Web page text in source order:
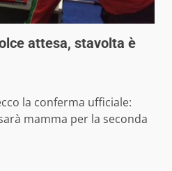
attesa, stavolta è
la conferma ufficiale:
mamma per la seconda